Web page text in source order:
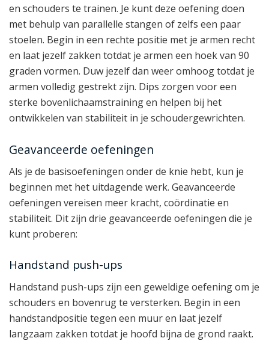
en schouders te trainen. Je kunt deze oefening doen
met behulp van parallelle stangen of zelfs een paar
stoelen. Begin in een rechte positie met je armen recht
en laat jezelf zakken totdat je armen een hoek van 90
graden vormen. Duw jezelf dan weer omhoog totdat je
armen volledig gestrekt zijn. Dips zorgen voor een
sterke bovenlichaamstraining en helpen bij het
ontwikkelen van stabiliteit in je schoudergewrichten.
Geavanceerde oefeningen
Als je de basisoefeningen onder de knie hebt, kun je
beginnen met het uitdagende werk. Geavanceerde
oefeningen vereisen meer kracht, coördinatie en
stabiliteit. Dit zijn drie geavanceerde oefeningen die je
kunt proberen:
Handstand push-ups
Handstand push-ups zijn een geweldige oefening om je
schouders en bovenrug te versterken. Begin in een
handstandpositie tegen een muur en laat jezelf
langzaam zakken totdat je hoofd bijna de grond raakt.